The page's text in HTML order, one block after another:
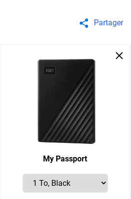
Partager
My Passport